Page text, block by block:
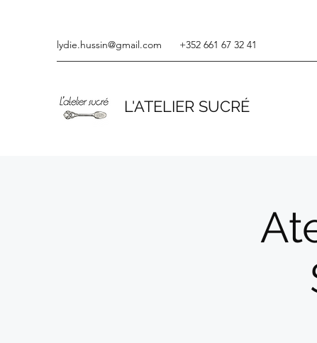
lydie.hussin@gmail.com +352 661 67 32 41
L'ATELIER SUCRÉ